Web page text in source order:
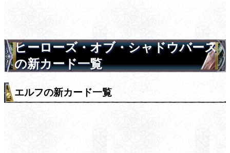
ヒーローズ・オブ・シャドウバース
の新カード一覧
エルフの新カード一覧